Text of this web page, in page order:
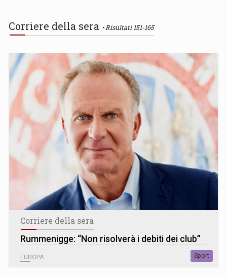
Corriere della sera Risultati 151-165
Corriere della sera
Rummenigge: “Non risolverà i debiti dei club”
EUROPA Sport